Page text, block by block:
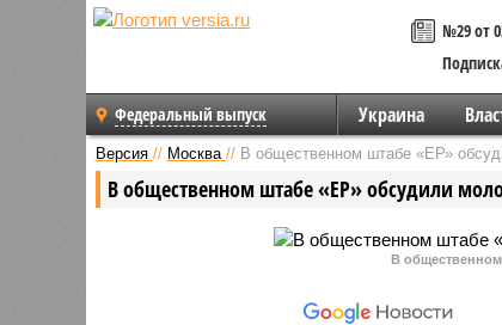
№29 от
Федеральный выпуск Украина
Версия // Москва // В общественном штабе «ЕР»
В общественном штабе «ЕР» обсудили
В